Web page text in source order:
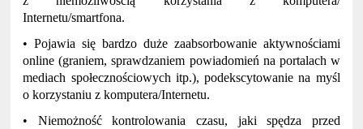
Internetu/smartfona.
• Pojawia się bardzo duże zaabsorbowanie aktywnościami
online (graniem, sprawdzaniem powiadomień na portalach w
mediach społecznościowych itp.), podekscytowanie na myśl
o korzystaniu z komputera/Internetu.
• Niemożność kontrolowania czasu, jaki spędza przed